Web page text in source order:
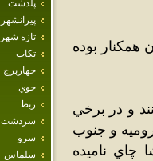
پلدشت
پيرانشهر
تازه شهر
تكاب
چهاربرج
خوي
ربط
سردشت
سرو
سلماس
بوده
و در برخي
و جنوب
چاي ناميده